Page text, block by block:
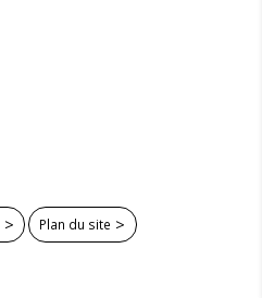
Plan du site